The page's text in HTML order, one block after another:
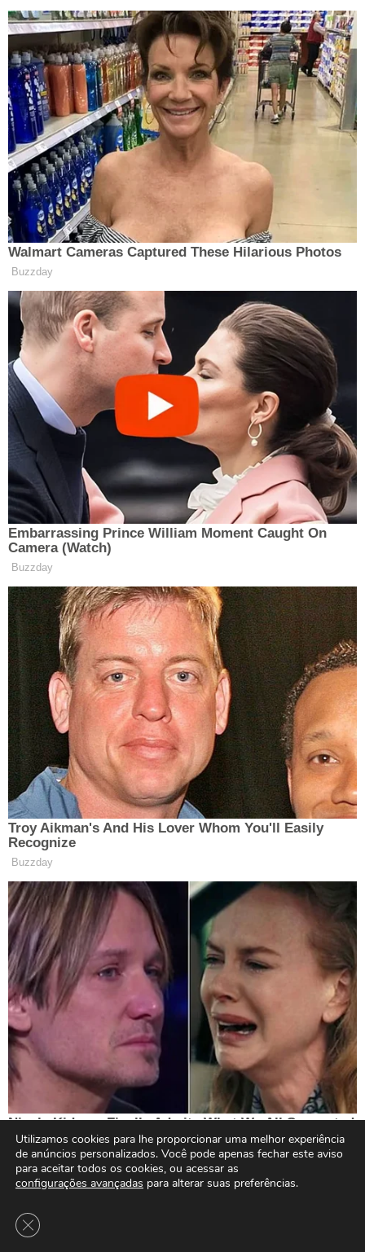
Utilizamos cookies para lhe proporcionar uma melhor experiência
de anúncios personalizados. Você pode apenas fechar este aviso
para aceitar todos os cookies, ou acessar as
configurações avançadas para alterar suas preferências.
Close GDPR Cookie Banner